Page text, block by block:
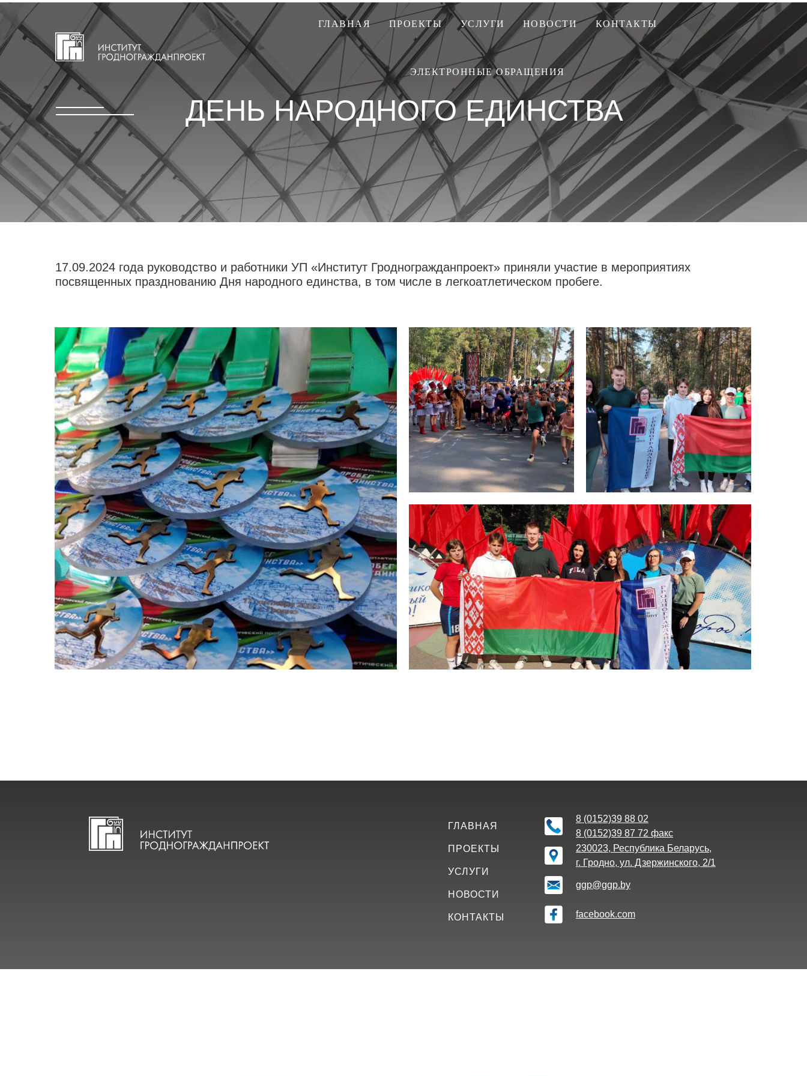
ГЛАВНАЯ ПРОЕКТЫ УСЛУГИ НОВОСТИ КОНТАКТЫ
ЭЛЕКТРОННЫЕ ОБРАЩЕНИЯ
ДЕНЬ НАРОДНОГО ЕДИНСТВА
17.09.2024 года руководство и работники УП «Институт Гродногражданпроект» приняли участие в мероприятиях
посвященных празднованию Дня народного единства, в том числе в легкоатлетическом пробеге.
ГЛАВНАЯ
ПРОЕКТЫ
УСЛУГИ
НОВОСТИ
КОНТАКТЫ
ggp@ggp.by
230023, Республика Беларусь,
г. Гродно, ул. Дзержинского, 2/1
8 (0152)39 88 02
8 (0152)39 87 72 факс
facebook.com